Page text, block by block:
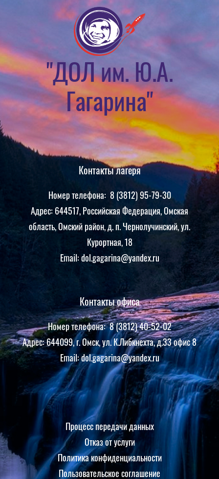
"ДОЛ им. Ю.А.
Гагарина"
Контакты лагеря
Номер телефона: 8 (3812) 95-79-30
Адрес: 644517, Российская Федерация, Омская
область, Омский район, д. п. Чернолучинский, ул.
Курортная, 18
Email: dol.gagarina@yandex.ru
Контакты офиса
Номер телефона: 8 (3812) 40-52-02
Адрес: 644099, г. Омск, ул. К.Либкнехта, д.33 офис 8
Email: dol.gagarina@yandex.ru
Процесс передачи данных
Отказ от услуги
Политика конфиденциальности
Пользовательское соглашение